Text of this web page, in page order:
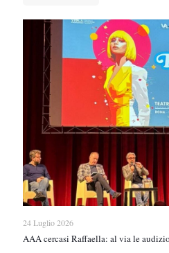
24 Luglio 2026
AAA cercasi Raffaella: al via le